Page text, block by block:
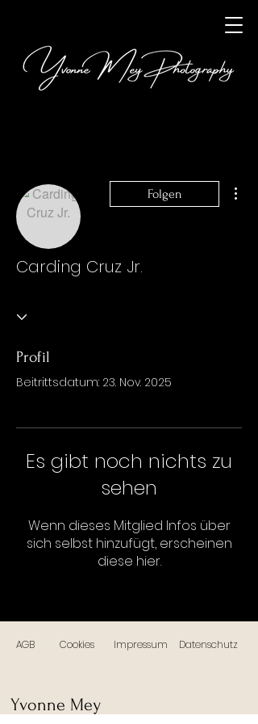
Folgen
Carding Cruz Jr.
Profil
Beitrittsdatum: 23. Nov. 2025
Es gibt noch nichts zu
sehen
Wenn dieses Mitglied Infos über
sich selbst hinzufügt, erscheinen
diese hier.
AGB Cookies Impressum Datenschutz
Yvonne Mey